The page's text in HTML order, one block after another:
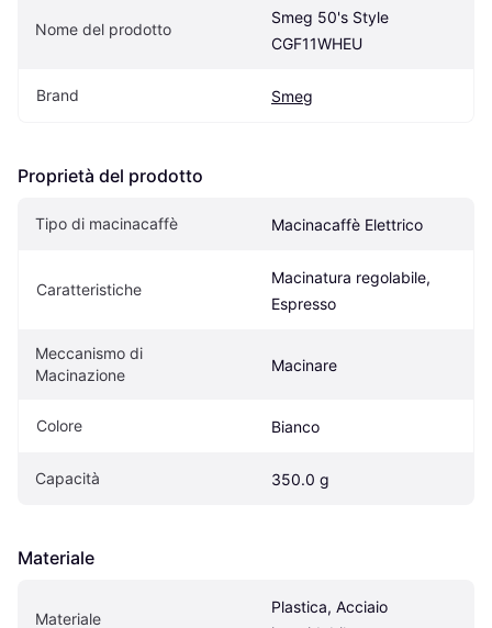
Nome del prodotto
Smeg 50's Style
CGF11WHEU
Brand Smeg
Proprietà del prodotto
Tipo di macinacaffè Macinacaffè Elettrico
Caratteristiche
Macinatura regolabile,
Espresso
Meccanismo di
Macinazione
Macinare
Colore Bianco
Capacità 350.0 g
Materiale
Materiale
Plastica, Acciaio